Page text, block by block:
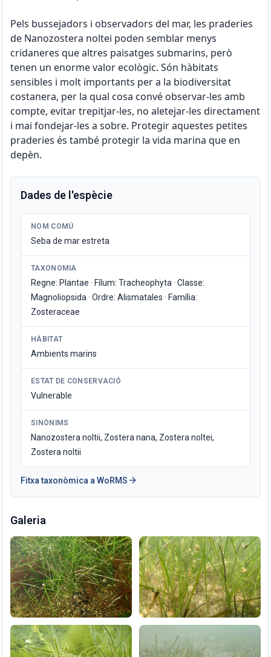
Pels bussejadors i observadors del mar, les praderies
de Nanozostera noltei poden semblar menys
cridaneres que altres paisatges submarins, però
tenen un enorme valor ecològic. Són hàbitats
sensibles i molt importants per a la biodiversitat
costanera, per la qual cosa convé observar-les amb
compte, evitar trepitjar-les, no aletejar-les directament
i mai fondejar-les a sobre. Protegir aquestes petites
praderies és també protegir la vida marina que en
depèn.
Dades de l'espècie
NOM COMÚ
Seba de mar estreta
TAXONOMIA
Regne: Plantae · Fílum: Tracheophyta · Classe:
Magnoliopsida · Ordre: Alismatales · Família:
Zosteraceae
HÀBITAT
Ambients marins
ESTAT DE CONSERVACIÓ
Vulnerable
SINÒNIMS
Nanozostera noltii, Zostera nana, Zostera noltei,
Zostera noltii
Fitxa taxonòmica a WoRMS arrow_forward
Galeria